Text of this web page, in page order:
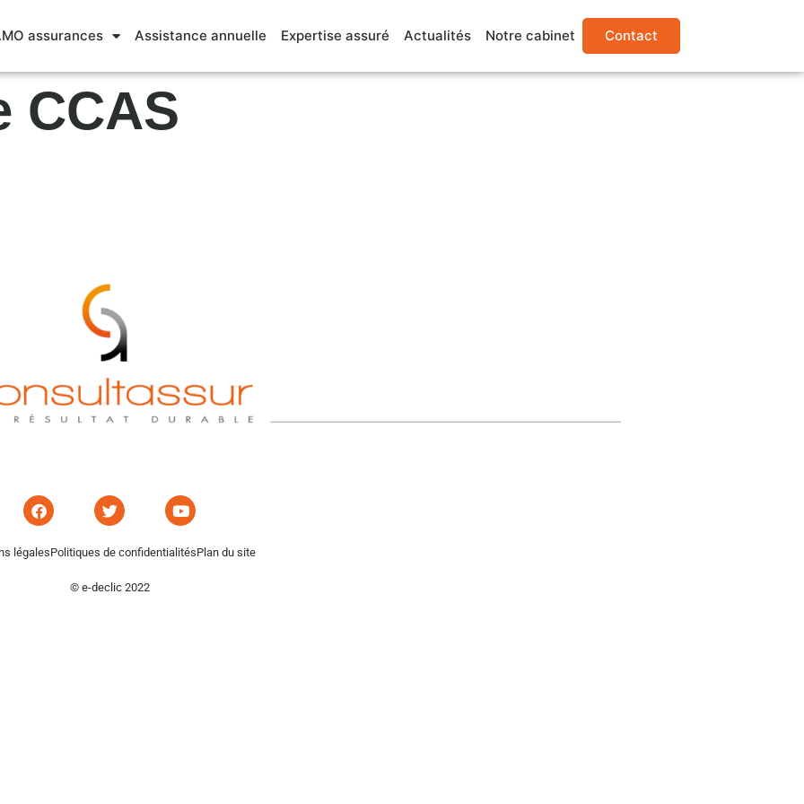
assurances Assistance annuelle Expertise assuré Actualités Notre cabinet Contact
CCAS
légalesPolitiques de confidentialitésPlan du site
© e-declic 2022